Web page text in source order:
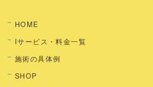
HOME
Iサービス・料金一覧
施術の具体例
SHOP